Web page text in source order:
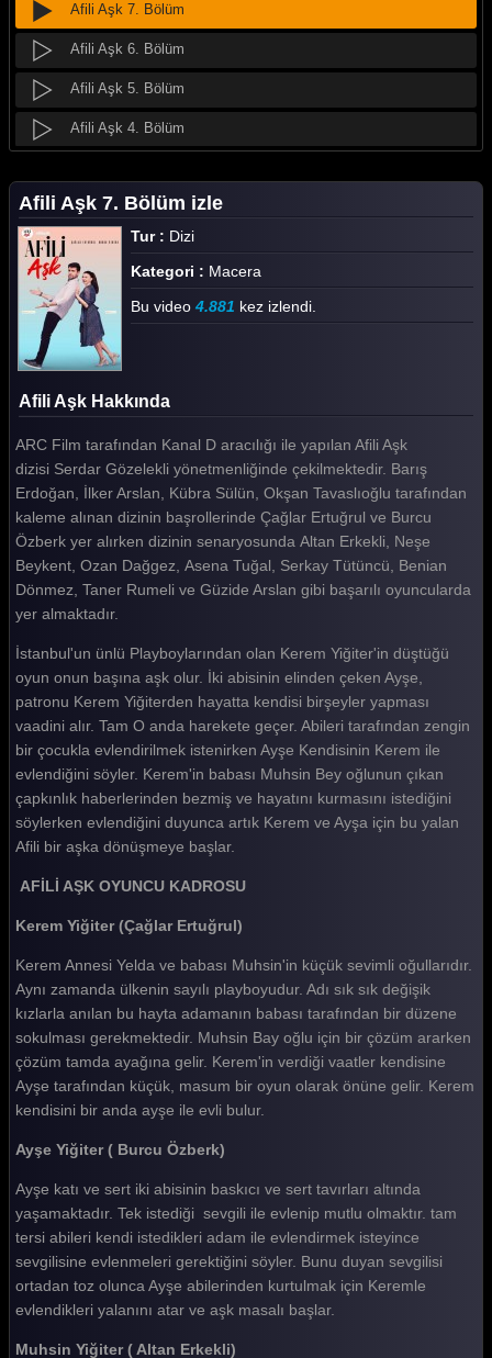
Afili Aşk 7. Bölüm
Afili Aşk 6. Bölüm
Afili Aşk 5. Bölüm
Afili Aşk 4. Bölüm
Afili Aşk 2. Bölüm
Afili Aşk 1. Bölüm
Tüm Bölümleri Göster
Afili Aşk 7. Bölüm izle
Tur : Dizi
Kategori : Macera
Bu video 4.881 kez izlendi.
Afili Aşk Hakkında
ARC Film tarafından Kanal D aracılığı ile yapılan Afili Aşk
dizisi Serdar Gözelekli yönetmenliğinde çekilmektedir. Barış
Erdoğan, İlker Arslan, Kübra Sülün, Okşan Tavaslıoğlu tarafından
kaleme alınan dizinin başrollerinde Çağlar Ertuğrul ve Burcu
Özberk yer alırken dizinin senaryosunda Altan Erkekli, Neşe
Beykent, Ozan Dağgez, Asena Tuğal, Serkay Tütüncü, Benian
Dönmez, Taner Rumeli ve Güzide Arslan gibi başarılı oyuncularda
yer almaktadır.
İstanbul'un ünlü Playboylarından olan Kerem Yiğiter'in düştüğü
oyun onun başına aşk olur. İki abisinin elinden çeken Ayşe,
patronu Kerem Yiğiterden hayatta kendisi birşeyler yapması
vaadini alır. Tam O anda harekete geçer. Abileri tarafından zengin
bir çocukla evlendirilmek istenirken Ayşe Kendisinin Kerem ile
evlendiğini söyler. Kerem'in babası Muhsin Bey oğlunun çıkan
çapkınlık haberlerinden bezmiş ve hayatını kurmasını istediğini
söylerken evlendiğini duyunca artık Kerem ve Ayşa için bu yalan
Afili bir aşka dönüşmeye başlar.
AFİLİ AŞK OYUNCU KADROSU
Kerem Yiğiter (Çağlar Ertuğrul)
Kerem Annesi Yelda ve babası Muhsin'in küçük sevimli oğullarıdır.
Aynı zamanda ülkenin sayılı playboyudur. Adı sık sık değişik
kızlarla anılan bu hayta adamanın babası tarafından bir düzene
sokulması gerekmektedir. Muhsin Bay oğlu için bir çözüm ararken
çözüm tamda ayağına gelir. Kerem'in verdiği vaatler kendisine
Ayşe tarafından küçük, masum bir oyun olarak önüne gelir. Kerem
kendisini bir anda ayşe ile evli bulur.
Ayşe Yiğiter ( Burcu Özberk)
Ayşe katı ve sert iki abisinin baskıcı ve sert tavırları altında
yaşamaktadır. Tek istediği sevgili ile evlenip mutlu olmaktır. tam
tersi abileri kendi istedikleri adam ile evlendirmek isteyince
sevgilisine evlenmeleri gerektiğini söyler. Bunu duyan sevgilisi
ortadan toz olunca Ayşe abilerinden kurtulmak için Keremle
evlendikleri yalanını atar ve aşk masalı başlar.
Muhsin Yiğiter ( Altan Erkekli)